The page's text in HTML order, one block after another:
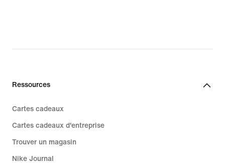
Ressources
Cartes cadeaux
Cartes cadeaux d'entreprise
Trouver un magasin
Nike Journal